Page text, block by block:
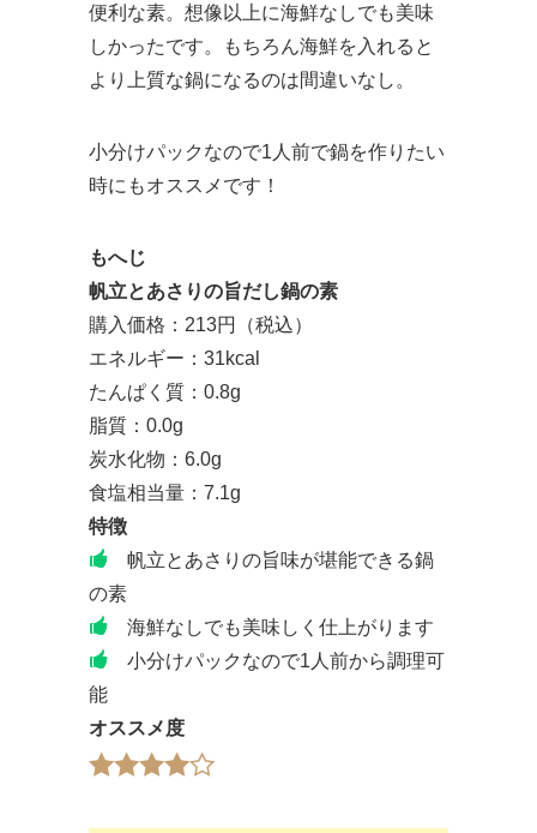
便利な素。想像以上に海鮮なしでも美味
しかったです。もちろん海鮮を入れると
より上質な鍋になるのは間違いなし。
小分けパックなので1人前で鍋を作りたい
時にもオススメです！
もへじ
帆立とあさりの旨だし鍋の素
購入価格：213円（税込）
エネルギー：31kcal
たんぱく質：0.8g
脂質：0.0g
炭水化物：6.0g
食塩相当量：7.1g
特徴
帆立とあさりの旨味が堪能できる鍋
の素
海鮮なしでも美味しく仕上がります
小分けパックなので1人前から調理可
能
オススメ度